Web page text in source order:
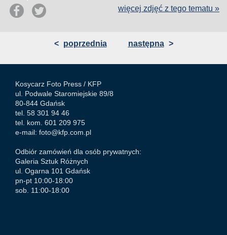
więcej zdjęć z tego tematu »
< poprzednia następna >
Kosycarz Foto Press / KFP
ul. Podwale Staromiejskie 89/8
80-844 Gdańsk
tel. 58 301 94 46
tel. kom. 601 209 975
e-mail: foto@kfp.com.pl
Odbiór zamówień dla osób prywatnych:
Galeria Sztuk Różnych
ul. Ogarna 101 Gdańsk
pn-pt 10:00-18:00
sob. 11:00-18:00